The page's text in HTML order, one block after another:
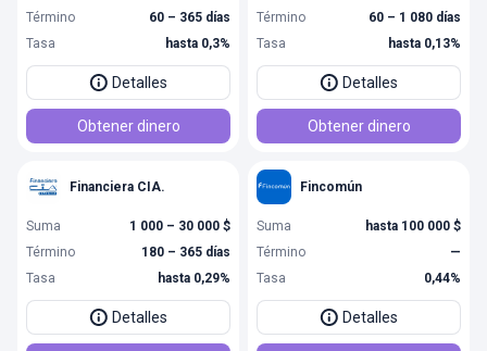
Término
60 – 365 días
Tasa
hasta 0,3%
Detalles
Obtener dinero
Término
60 – 1 080 días
Tasa
hasta 0,13%
Detalles
Obtener dinero
Financiera CIA.
Suma
1 000 – 30 000 $
Término
180 – 365 días
Tasa
hasta 0,29%
Detalles
Fincomún
Suma
hasta 100 000 $
Término
—
Tasa
0,44%
Detalles